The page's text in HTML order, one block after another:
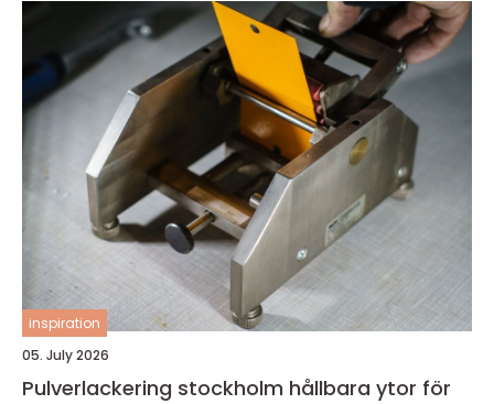
inspiration
05. July 2026
Pulverlackering stockholm hållbara ytor för